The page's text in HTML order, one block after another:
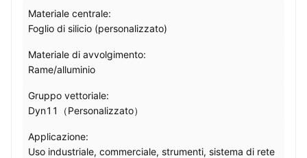
Materiale centrale:
Foglio di silicio (personalizzato)
Materiale di avvolgimento:
Rame/alluminio
Gruppo vettoriale:
Dyn11（Personalizzato）
Applicazione:
Uso industriale, commerciale, strumenti, sistema di rete